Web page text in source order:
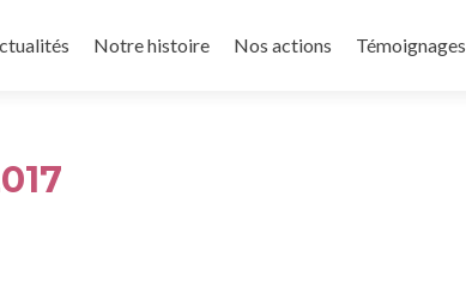
Notre histoire Nos actions Témoignages